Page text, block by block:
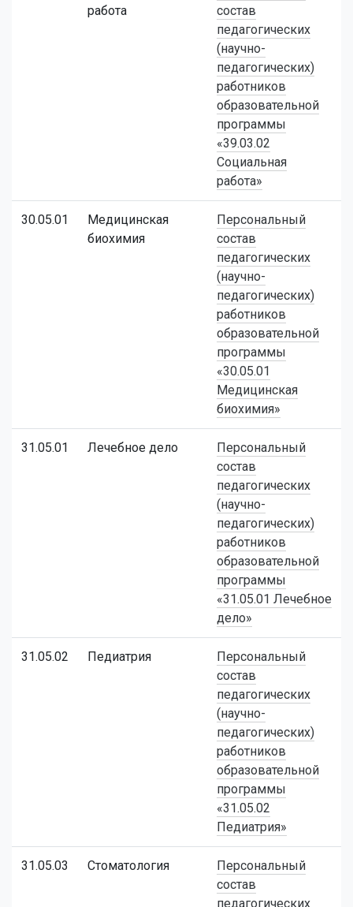
работа
состав
педагогических
(научно-
педагогических)
работников
образовательной
программы
«39.03.02
Социальная
работа»
30.05.01
Медицинская
биохимия
Персональный
состав
педагогических
(научно-
педагогических)
работников
образовательной
программы
«30.05.01
Медицинская
биохимия»
31.05.01 Лечебное дело
Персональный
состав
педагогических
(научно-
педагогических)
работников
образовательной
программы
«31.05.01 Лечебное
дело»
31.05.02 Педиатрия
Персональный
состав
педагогических
(научно-
педагогических)
работников
образовательной
программы
«31.05.02
Педиатрия»
31.05.03 Стоматология
Персональный
состав
педагогических